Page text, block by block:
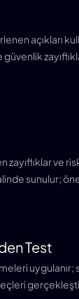
açıkları
güvenlik
zayıflıklar ve
sunulur;
Test
uygulanır;